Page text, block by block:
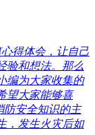
得体会，让自己
验和想法。那么
编为大家收集的
望大家能够喜
防安全知识的主
，发生火灾后如